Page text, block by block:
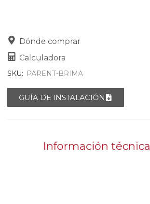
Dónde comprar
Calculadora
SKU: PARENT-BRIMA
GUÍA DE INSTALACIÓN
Información técnica